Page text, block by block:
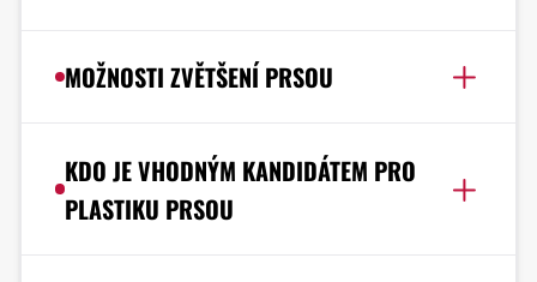
MOŽNOSTI ZVĚTŠENÍ PRSOU
KDO JE VHODNÝM KANDIDÁTEM PRO
PLASTIKU PRSOU